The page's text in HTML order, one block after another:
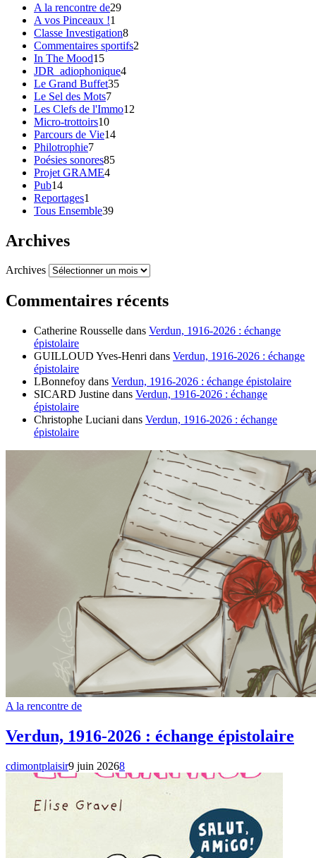
A la rencontre de29
A vos Pinceaux !1
Classe Investigation8
Commentaires sportifs2
In The Mood15
JDR_adiophonique4
Le Grand Buffet35
Le Sel des Mots7
Les Clefs de l'Immo12
Micro-trottoirs10
Parcours de Vie14
Philotrophie7
Poésies sonores85
Projet GRAME4
Pub14
Reportages1
Tous Ensemble39
Archives
Archives
Commentaires récents
Catherine Rousselle dans Verdun, 1916-2026 : échange
épistolaire
GUILLOUD Yves-Henri dans Verdun, 1916-2026 : échange
épistolaire
LBonnefoy dans Verdun, 1916-2026 : échange épistolaire
SICARD Justine dans Verdun, 1916-2026 : échange
épistolaire
Christophe Luciani dans Verdun, 1916-2026 : échange
épistolaire
A la rencontre de
Verdun, 1916-2026 : échange épistolaire
cdimontplaisir9 juin 20268